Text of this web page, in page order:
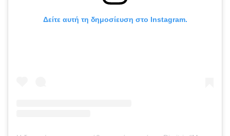
Δείτε αυτή τη δημοσίευση στο Instagram.